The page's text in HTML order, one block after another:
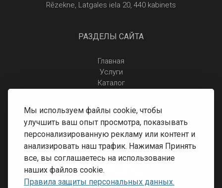
Мы используем файлы cookie, чтобы
улучшить ваш опыт просмотра, показывать
персонализированную рекламу или контент и
анализировать наш трафик. Нажимая Принять
все, вы соглашаетесь на использование
наших файлов cookie.
Правила защиты персональных данных.
Rēzekne, Latgales iela 20, 440 kabinets
РАЗДЕЛЫ САЙТА
Главная
Услуги
Каталог
Правила защиты персональных данных
Доставка и оплата
Условия возврата